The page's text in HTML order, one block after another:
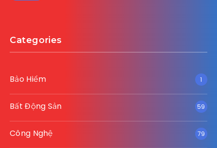
Categories
Bảo Hiểm 1
Bất Động Sản 59
Công Nghệ 79